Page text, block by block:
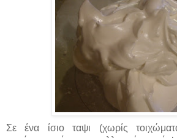
Σε ένα ίσιο ταψι (χωρίς